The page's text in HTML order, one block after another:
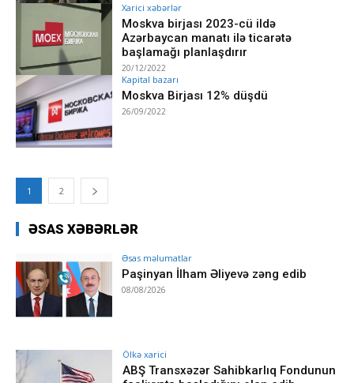
Xarici xəbərlər
Moskva birjası 2023-cü ildə
Azərbaycan manatı ilə ticarətə
başlamağı planlaşdırır
20/12/2022
Kapital bazarı
Moskva Birjası 12% düşdü
26/09/2022
1 2
ƏSAS XƏBƏRLƏR
Əsas məlumatlar
Paşinyan İlham Əliyevə zəng edib
08/08/2026
Ölkə xarici
ABŞ Transxəzər Sahibkarlıq Fondunun